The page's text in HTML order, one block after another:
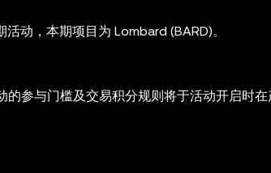
动，本期项目为 Lombard (BARD)。
参与门槛及交易积分规则将于活动开启时在